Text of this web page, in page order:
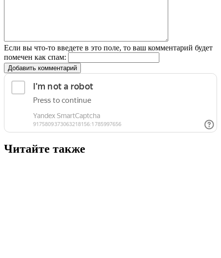
Если вы что-то введете в это поле, то ваш комментарий будет
помечен как спам:
Добавить комментарий
Читайте также